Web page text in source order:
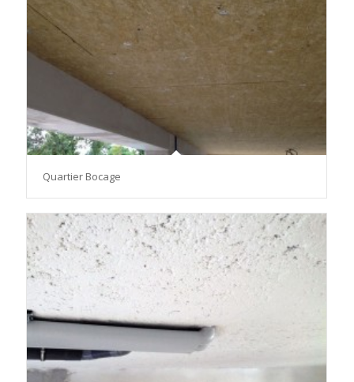
Quartier Bocage